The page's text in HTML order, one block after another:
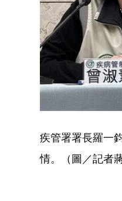
疾管署署長羅一
情。（圖／記者